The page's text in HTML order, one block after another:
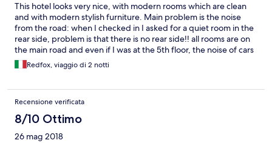
This hotel looks very nice, with modern rooms which are clean
and with modern stylish furniture. Main problem is the noise
from the road: when I checked in I asked for a quiet room in the
rear side, problem is that there is no rear side!! all rooms are on
the main road and even if I was at the 5th floor, the noise of cars
and motorbikes is terrible even during week days until 2 am and
starts again at around 6am. In addition, the curtains do not well
room from very early morning. Breakfast is served in the room
since there is no restaurant area; breakfast choice and quality is
good, fruit quality can be ameliorated. Internet excellent, but
that is not enough for a positive feedback. Sorry
Redfox, viaggio di 2 notti
Recensione verificata
8/10 Ottimo
26 mag 2018